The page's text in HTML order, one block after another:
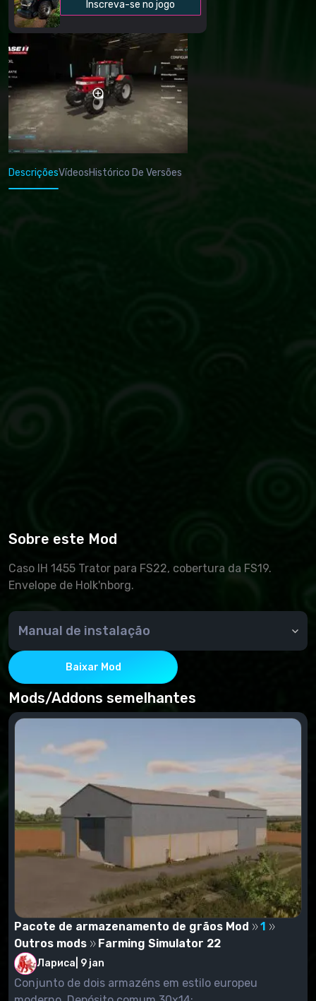
Inscreva-se no jogo
DescriçõesVídeosHistórico De Versões
Sobre este Mod
Caso IH 1455 Trator para FS22, cobertura da FS19.
Envelope de Holk'nborg.
Manual de instalação
O arquivo baixado é copiado para a pasta
Documents/MyGames/FarmingSimulator2022/mods
Lançamento do Farming Simulator 2022. Escolhemos
uma carreira e criamos um novo jogo ou
continuamos com o jogo já salvo. Você verá uma
janela que mostra todos os modos configurados.
Destaque os mods que você deseja ver no jogo.
Basta verificá-los.
Comece o jogo. Entramos na loja pressionando a
tecla P, e estamos procurando nosso mod não na
categoria "Modificações" (como era nas versões
anteriores do jogo), mas na categoria a que um
determinado mod pertence. Por exemplo, se você
definiu o modo da ceifeira-debulhadora, então vá
para a categoria "Colheitadeiras", procurando o modo
instalado, e comprá-lo.
Baixar Mod
Mods/Addons semelhantes
Pacote de armazenamento de grãos Mod
1
Outros mods
Farming Simulator 22
Лариса 9 jan
Conjunto de dois armazéns em estilo europeu